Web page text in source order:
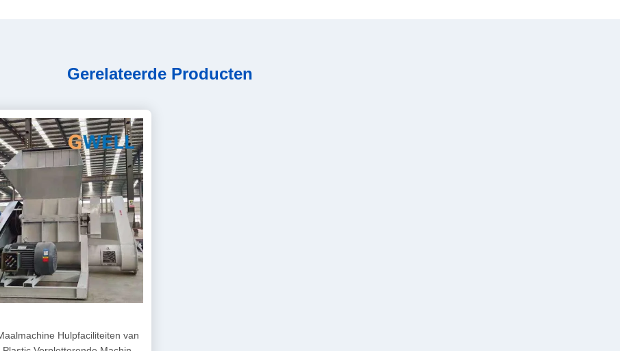
Gerelateerde Producten
Hulpfaciliteiten van